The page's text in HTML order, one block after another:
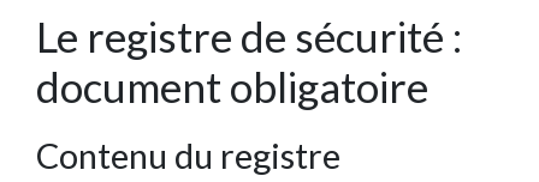
Le registre de sécurité :
document obligatoire
Contenu du registre